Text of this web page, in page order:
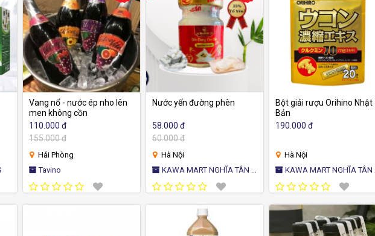
Vang nổ - nước ép nho lên
men không cồn
110.000 đ
155.000 đ
Hải Phòng
Tavino
Nước yến đường phèn
58.000 đ
60.000 đ
Hà Nội
CỬA HÀNG TIỆN ÍCH NHẬT
BẢN
Bột giải rượu Orihino Nhật
Bản
190.000 đ
Hà Nội
KAWA MART NGHĨA TÂN -
CỬA HÀNG TIỆN ÍCH NHẬT
BẢN